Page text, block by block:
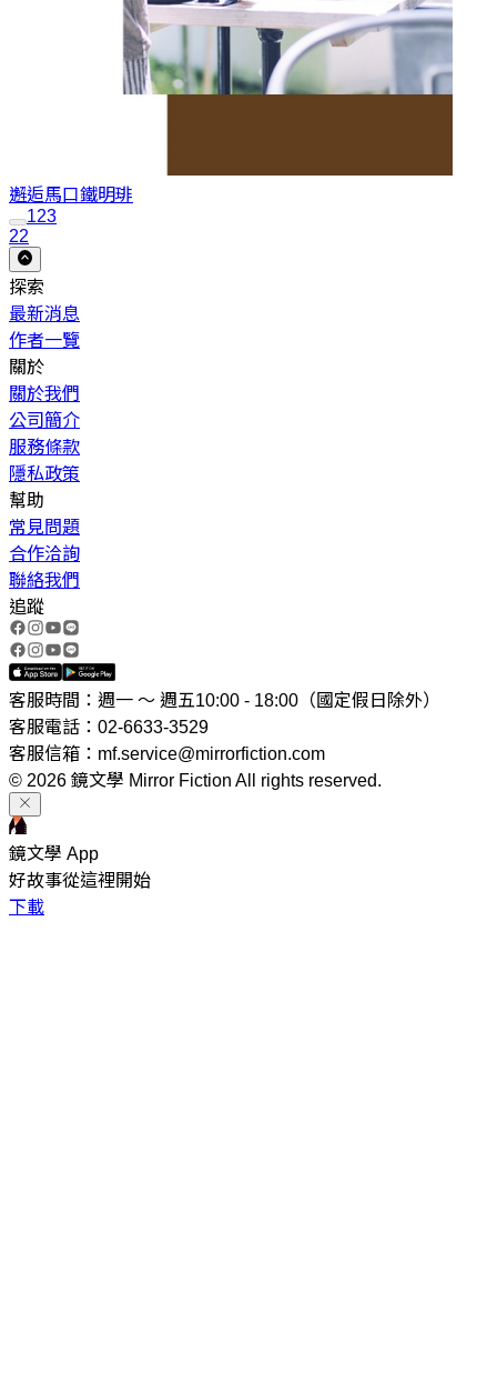
邂逅馬口鐵明琲
123
22
探索
最新消息
作者一覽
關於
關於我們
公司簡介
服務條款
隱私政策
幫助
常見問題
合作洽詢
聯絡我們
追蹤
客服時間：週一 ～ 週五10:00 - 18:00（國定假日除外）
客服電話：02-6633-3529
客服信箱：mf.service@mirrorfiction.com
© 2026 鏡文學 Mirror Fiction All rights reserved.
鏡文學 App
好故事從這裡開始
下載